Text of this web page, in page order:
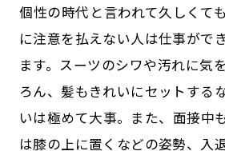
個性の時代と言われて久しくて
に注意を払えない人は仕事がで
ます。スーツのシワや汚れに気
ろん、髪もきれいにセットする
いは極めて大事。また、面接中
は膝の上に置くなどの姿勢、入